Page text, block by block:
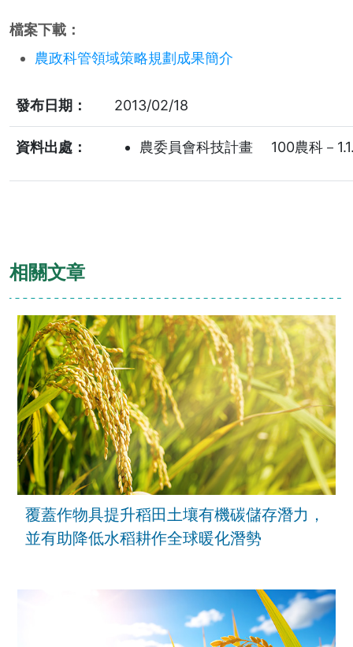
檔案下載：
農政科管領域策略規劃成果簡介
發布日期： 2013/02/18
資料出處： 農委員會科技計畫 100農科－
相關文章
覆蓋作物具提升稻田土壤有機碳儲存潛力，
並有助降低水稻耕作全球暖化潛勢